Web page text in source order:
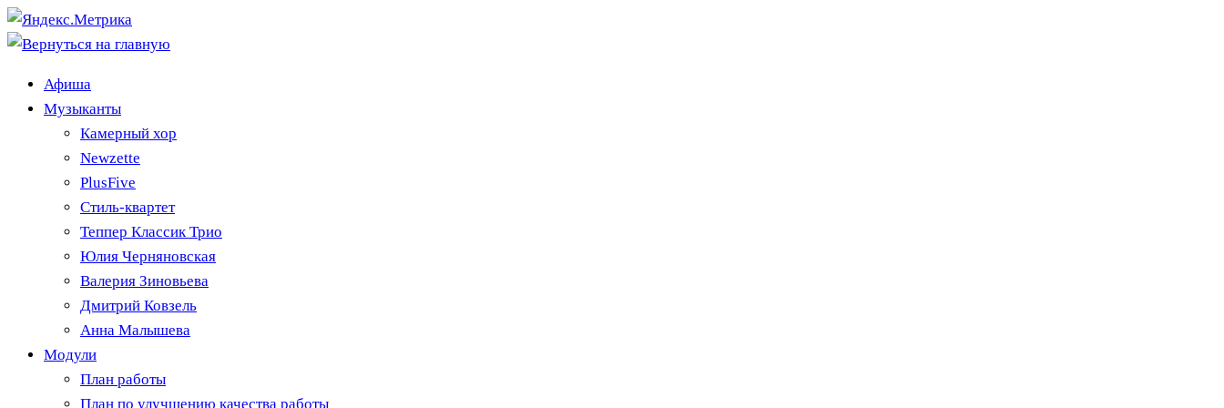
Афиша
Музыканты
Камерный хор
Newzette
PlusFive
Стиль-квартет
Теппер Классик Трио
Юлия Черняновская
Валерия Зиновьева
Дмитрий Ковзель
Анна Малышева
Модули
План работы
План по улучшению качества работы